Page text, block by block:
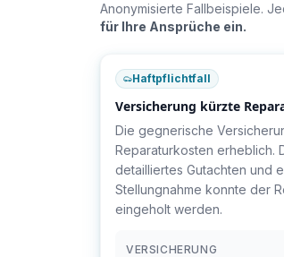
Anonymisierte Fallbeispiele.
für Ihre Ansprüche ein.
Haftpflichtfall
Versicherung kürzte
Die gegnerische
Reparaturkosten erheblich.
detailliertes Gutachten und
Stellungnahme konnte der
eingeholt werden.
VERSICHERUNG